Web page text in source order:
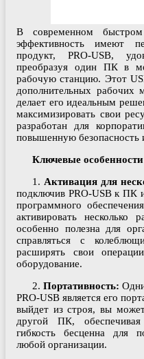
В современном
эффективность имеют
продукт, PRO-USB,
преобразуя один ПК в
рабочую станцию. Этот
дополнительных рабочих
делает его идеальным
максимизировать свои
разработан для
повышенную безопасность
Ключевые
1. Активация для
подключив PRO-USB к ПК
программного
активировать несколько
особенно полезна для
справляться с
расширять свои
оборудование.
2. Портативность:
PRO-USB является его
выйдет из строя, вы
другой ПК,
гибкость бесценна для
любой организации.